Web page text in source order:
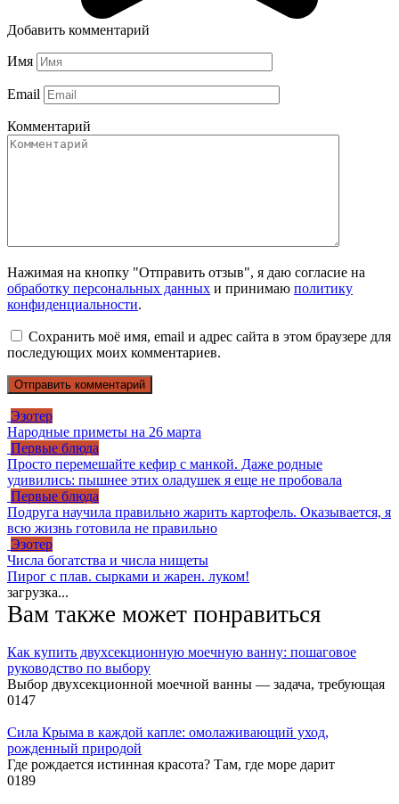
Добавить комментарий
Имя
Email
Комментарий
Нажимая на кнопку "Отправить отзыв", я даю согласие на
обработку персональных данных и принимаю политику
конфиденциальности.
Сохранить моё имя, email и адрес сайта в этом браузере для
последующих моих комментариев.
Эзотер
Народные приметы на 26 марта
Первые блюда
Просто перемешайте кефир с манкой. Даже родные
удивились: пышнее этих оладушек я еще не пробовала
Первые блюда
Подруга научила правильно жарить картофель. Оказывается, я
всю жизнь готовила не правильно
Эзотер
Числа богатства и числа нищеты
Пирог с плав. сырками и жарен. луком!
загрузка...
Вам также может понравиться
Как купить двухсекционную моечную ванну: пошаговое
руководство по выбору
Выбор двухсекционной моечной ванны — задача, требующая
0147
Сила Крыма в каждой капле: омолаживающий уход,
рожденный природой
Где рождается истинная красота? Там, где море дарит
0189